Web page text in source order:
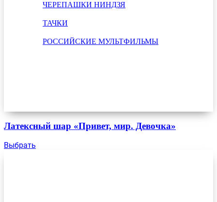
ЧЕРЕПАШКИ НИНДЗЯ
ТАЧКИ
РОССИЙСКИЕ МУЛЬТФИЛЬМЫ
Латексный шар «Привет, мир. Девочка»
Выбрать